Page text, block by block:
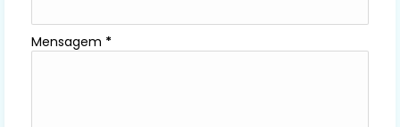
Mensagem *